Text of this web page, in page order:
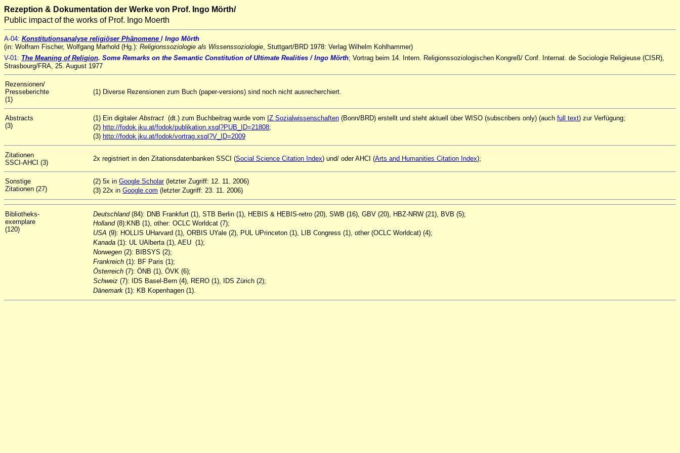
Rezeption & Dokumentation der Werke von Prof. Ingo Mörth/
Public impact of the works of Prof. Ingo Moerth
A-04: Konstitutionsanalyse religiöser Phänomene / Ingo Mörth
(in: Wolfram Fischer, Wolfgang Marhold (Hg.): Religionssoziologie als Wissenssoziologie, Stuttgart/BRD 1978: Verlag Wilhelm Kohlhammer)
V-01: The Meaning of Religion. Some Remarks on the Semantic Constitution of Ultimate Realities / Ingo Mörth; Vortrag beim 14. Intern. Religionssoziologischen Kongreß/ Conf. Internat. de Sociologie Religieuse (CISR),
Strasbourg/FRA, 25. August 1977
Rezensionen/
Presseberichte
(1)
(1) Diverse Rezensionen zum Buch (paper-versions) sind noch nicht ausrecherchiert.
Abstracts
(3)
(1) Ein digitalerAbstract (dt.) zum Buchbeitrag wurde vom IZ Sozialwissenschaften (Bonn/BRD) erstellt und steht aktuell über WISO (subscribers only) (auch full text) zur Verfügung;
(2) http://fodok.jku.at/fodok/publikation.xsql?PUB_ID=21808;
(3) http://fodok.jku.at/fodok/vortrag.xsql?V_ID=2009
Zitationen
SSCI-AHCI (3)
2x registriert in den Zitationsdatenbanken SSCI (Social Science Citation Index) und/ oder AHCI (Arts and Humanities Citation Index);
Sonstige
Zitationen (27)
(2) 5x in Google Scholar(letzter Zugriff: 12. 11. 2006)
(3) 22x in Google.com (letzter Zugriff: 23. 11. 2006)
Bibliotheks-
exemplare
(120)
Deutschland(84): DNB Frankfurt (1), STB Berlin (1), HEBIS & HEBIS-retro (20), SWB (16), GBV (20), HBZ-NRW (21), BVB (5);
Holland(8):KNB (1), other: OCLC Worldcat (7);
USA (9): HOLLIS UHarvard (1), ORBIS UYale (2), PUL UPrinceton (1), LIB Congress (1), other (OCLC Worldcat) (4);
Kanada (1): UL UAlberta (1), AEU (1);
Norwegen (2): BIBSYS (2);
Frankreich (1): BF Paris (1);
Österreich (7): ÖNB (1), ÖVK (6);
Schweiz (7): IDS Basel-Bern (4), RERO (1), IDS Zürich (2);
Dänemark (1): KB Kopenhagen (1).